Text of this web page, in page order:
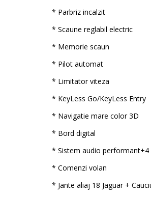
* Parbriz incalzit
* Scaune reglabil electric
* Memorie scaun
* Pilot automat
* Limitator viteza
* KeyLess Go/KeyLess Entry
* Navigatie mare color 3D
* Bord digital
* Sistem audio
* Comenzi volan
* Jante aliaj 18 Jaguar +